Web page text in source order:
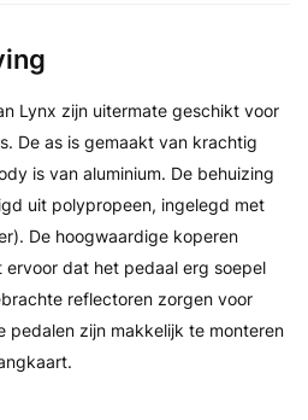
Lynx zijn uitermate geschikt voor
De as is gemaakt van krachtig
is van aluminium. De behuizing
uit polypropeen, ingelegd met
De hoogwaardige koperen
dat het pedaal erg soepel
reflectoren zorgen voor
pedalen zijn makkelijk te monteren